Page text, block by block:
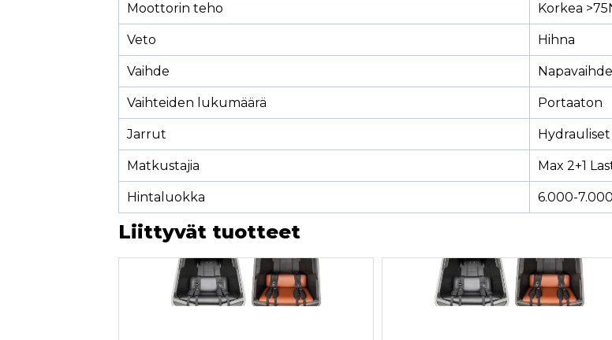
Moottorin teho Korkea
Veto Hihna
Vaihde Napavaihde
Vaihteiden lukumäärä Portaaton
Jarrut
Matkustajia Max 2+1
Hintaluokka 6.000-
Liittyvät tuotteet